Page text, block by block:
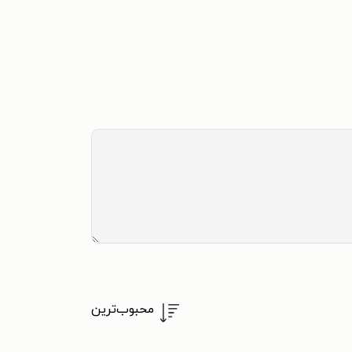
محبوب‌ترین